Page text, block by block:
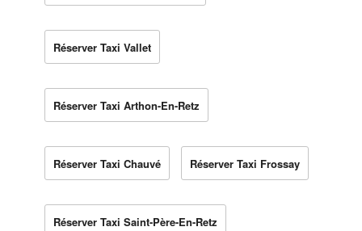
Réserver Taxi Vallet
Réserver Taxi Arthon-En-Retz
Réserver Taxi Chauvé Réserver Taxi Frossay
Réserver Taxi Saint-Père-En-Retz